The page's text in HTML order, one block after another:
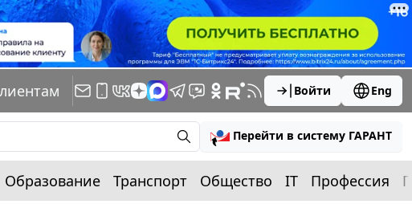
Войти Eng
Перейти в систему ГАРАНТ
Образование Транспорт Общество IT Профессия